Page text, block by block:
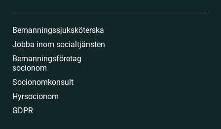
Bemanningssjuksköterska
Jobba inom socialtjänsten
Bemanningsföretag
socionom
Socionomkonsult
Hyrsocionom
GDPR